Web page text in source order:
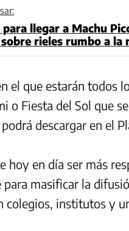
llegar a Machu
rieles rumbo a la
el que estarán todos
o Fiesta del Sol que
descargar en el
hoy en día ser más
masificar la
colegios, institutos y